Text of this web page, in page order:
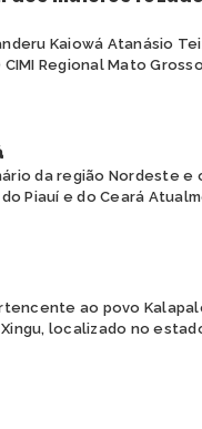
Kaiowá Atanásio
Regional Mato
da região Nordeste e
Piauí e do Ceará
ao povo
localizado no